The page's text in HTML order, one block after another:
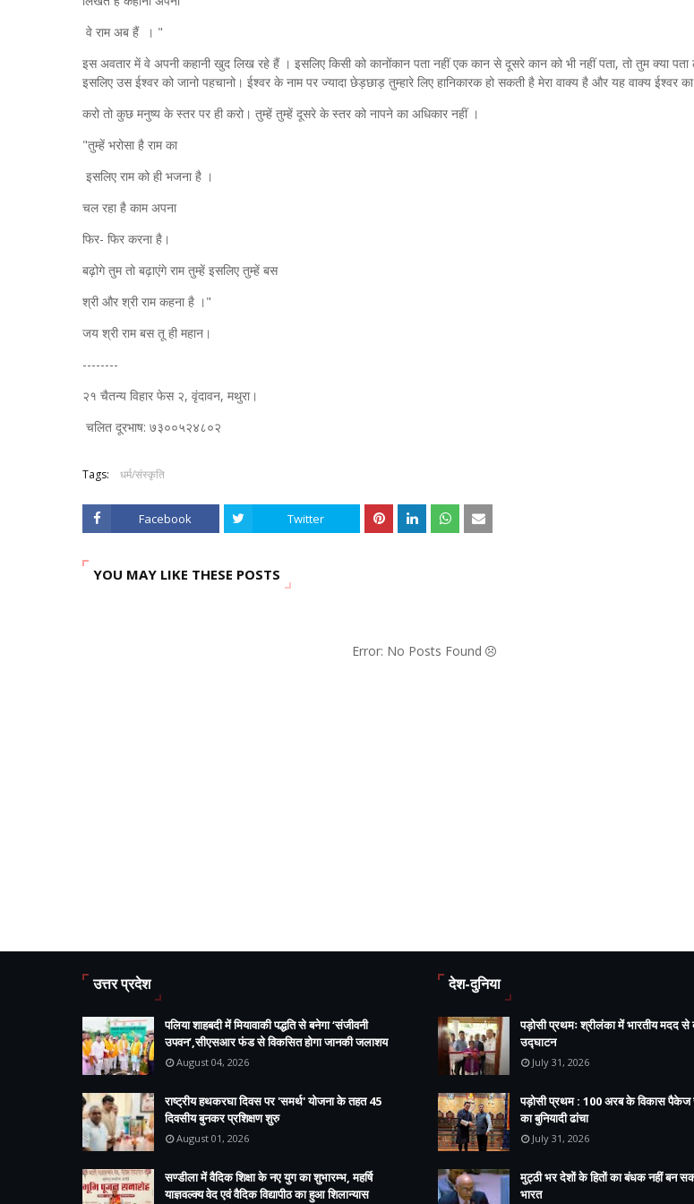
वे राम अब हैं । "
इस अवतार में वे अपनी कहानी खुद लिख रहे हैं । इसलिए किसी को कानोंकान पता नहीं एक कान से दूसरे कान को भी नहीं पता, तो तुम क्या
इसलिए उस ईश्वर को जानो पहचानो। ईश्वर के नाम पर ज्यादा छेड़छाड़ तुम्हारे लिए हानिकारक हो सकती है मेरा वाक्य है और यह वाक्य ईश्वर
करो तो कुछ मनुष्य के स्तर पर ही करो। तुम्हें तुम्हें दूसरे के स्तर को नापने का अधिकार नहीं ।
"तुम्हें भरोसा है राम का
इसलिए राम को ही भजना है ।
चल रहा है काम अपना
फिर- फिर करना है।
बढ़ोगे तुम तो बढ़ाएंगे राम तुम्हें इसलिए तुम्हें बस
श्री और श्री राम कहना है ।"
जय श्री राम बस तू ही महान।
--------
२१ चैतन्य विहार फेस २, वृंदावन, मथुरा।
चलित दूरभाष: ७३००५२४८०२
Tags: धर्म/संस्कृति
Facebook Twitter
YOU MAY LIKE THESE POSTS
Error: No Posts Found
उत्तर प्रदेश
पलिया शाहबदी में मियावाकी पद्धति से बनेगा ‘संजीवनी
उपवन’,सीएसआर फंड से विकसित होगा जानकी जलाशय
August 04, 2026
राष्ट्रीय हथकरघा दिवस पर 'समर्थ' योजना के तहत 45
दिवसीय बुनकर प्रशिक्षण शुरु
August 01, 2026
सण्डीला में वैदिक शिक्षा के नए युग का शुभारम्भ, महर्षि
याज्ञवल्क्य वेद एवं वैदिक विद्यापीठ का हुआ शिलान्यास
देश-दुनिया
पड़ोसी प्रथमः श्रीलंका में भारतीय मदद से
उद्घाटन
July 31, 2026
पड़ोसी प्रथम : 100 अरब के विकास
का बुनियादी ढांचा
July 31, 2026
मुट्ठी भर देशों के हितों का बंधक नहीं बन
भारत